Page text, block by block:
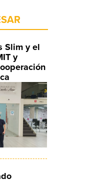
Slim y el
y